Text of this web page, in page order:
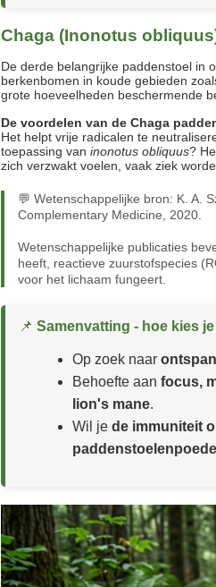
Chaga (Inonotus obliquus
De derde belangrijke paddenstoel in
berkenbomen in koude gebieden
grote hoeveelheden beschermende
De voordelen van de Chaga
Het helpt vrije radicalen te
toepassing van inonotus obliquus?
zich verzwakt voelen, vaak ziek
💬 Wetenschappelijke bron: K. A.
Complementary Medicine, 2020.
Wetenschappelijke publicaties
heeft, reactieve zuurstofspecies (
voor het lichaam fungeert.
📌 Samenvatting - hoe kies
Op zoek naar
Behoefte aan focus,
lion's mane.
Wil je de immuniteit